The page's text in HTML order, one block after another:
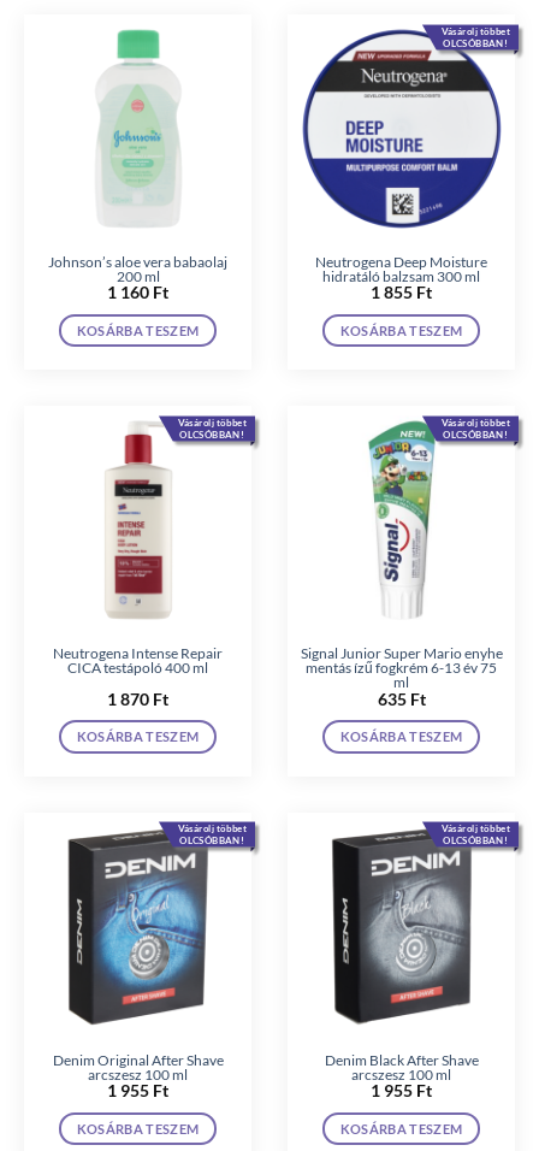
Johnson’s aloe vera babaolaj
200 ml
1 160 Ft
KOSÁRBA TESZEM
Vásárolj többet
OLCSÓBBAN!
Neutrogena Deep Moisture
hidratáló balzsam 300 ml
1 855 Ft
KOSÁRBA TESZEM
Vásárolj többet
OLCSÓBBAN!
Neutrogena Intense Repair
CICA testápoló 400 ml
1 870 Ft
KOSÁRBA TESZEM
Vásárolj többet
OLCSÓBBAN!
Signal Junior Super Mario enyhe
mentás ízű fogkrém 6-13 év 75
ml
635 Ft
KOSÁRBA TESZEM
Vásárolj többet
OLCSÓBBAN!
Denim Original After Shave
arcszesz 100 ml
1 955 Ft
KOSÁRBA TESZEM
Vásárolj többet
OLCSÓBBAN!
Denim Black After Shave
arcszesz 100 ml
1 955 Ft
KOSÁRBA TESZEM